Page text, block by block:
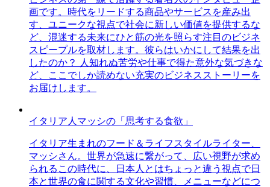
画です。時代をリードする商品やサービスを産み出
す、ユニークな視点で社会に新しい価値を提供するな
ど、混迷する未来にひと筋の光を照らす注目のビジネ
スピープルを取材します。彼らはいかにして結果を出
したのか？ 人知れぬ苦労や仕事で得た意外な気づきな
ど、ここでしか読めない充実のビジネスストーリーを
お届けします。
イタリア人マッシの「思考する食欲」
イタリア生まれのフード＆ライフスタイルライター、
マッシさん。世界が急速に繋がって、広い視野が求め
られるこの時代に、日本人とはちょっと違う視点で日
本と世界の食に関する文化や習慣、メニューなどにつ